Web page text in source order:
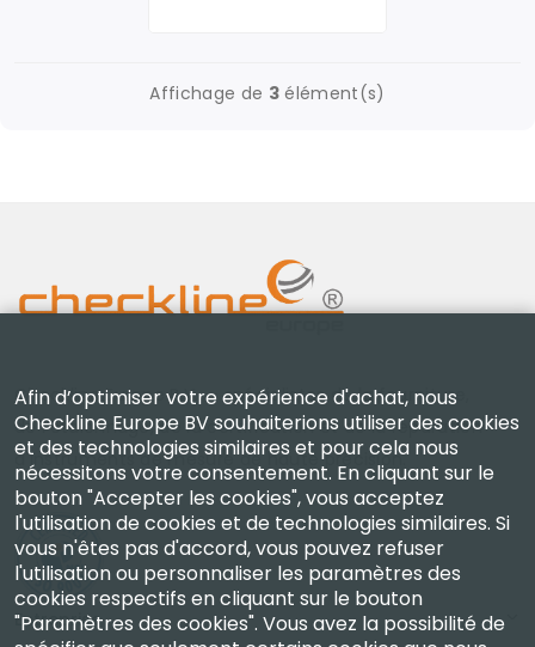
Affichage de 3élément(s)
Checkline Europe B.V. — spécialistes de la fourniture,
de l'étalonnage, de la certification et de la réparation
d'instruments de mesure de haute précision.
Entreprise
Afin d’optimiser votre expérience d'achat, nous
Checkline Europe BV souhaiterions utiliser des cookies
et des technologies similaires et pour cela nous
nécessitons votre consentement. En cliquant sur le
bouton "Accepter les cookies", vous acceptez
l'utilisation de cookies et de technologies similaires. Si
vous n'êtes pas d'accord, vous pouvez refuser
l'utilisation ou personnaliser les paramètres des
cookies respectifs en cliquant sur le bouton
"Paramètres des cookies". Vous avez la possibilité de